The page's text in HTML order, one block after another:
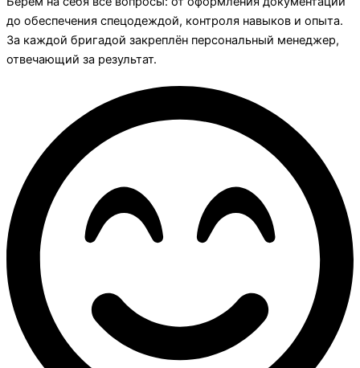
до обеспечения спецодеждой, контроля навыков и опыта.
За каждой бригадой закреплён персональный менеджер,
отвечающий за результат.